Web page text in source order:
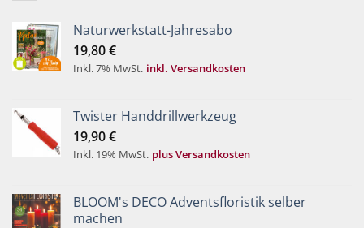
Naturwerkstatt-Jahresabo
19,80€
Inkl. 7% MwSt. inkl. Versandkosten
Twister Handdrillwerkzeug
19,90€
Inkl. 19% MwSt. plus Versandkosten
BLOOM's DECO Adventsfloristik selber
machen